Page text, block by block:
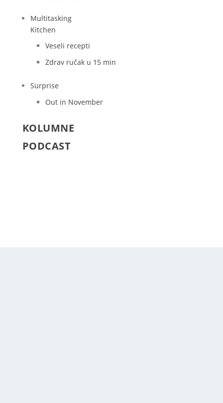
Multitasking
Kitchen
Veseli recepti
Zdrav ručak u 15 min
Surprise
Out in November
KOLUMNE
PODCAST